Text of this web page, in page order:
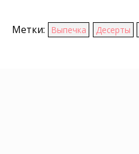
Метки: Выпечка Десерты